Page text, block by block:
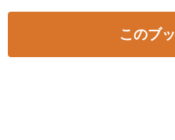
このブ